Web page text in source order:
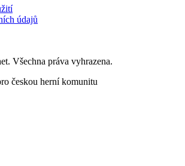
údajů
Všechna práva vyhrazena.
českou herní komunitu